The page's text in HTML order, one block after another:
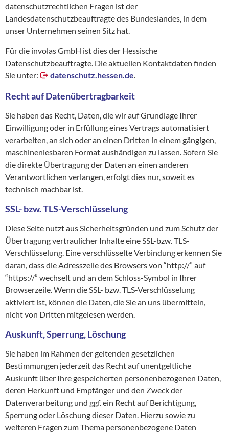
datenschutzrechtlichen Fragen ist der
Landesdatenschutzbeauftragte des Bundeslandes, in dem
unser Unternehmen seinen Sitz hat.
Für die involas GmbH ist dies der Hessische
Datenschutzbeauftragte. Die aktuellen Kontaktdaten finden
Sie unter:
datenschutz.hessen.de.
Recht auf Datenübertragbarkeit
Sie haben das Recht, Daten, die wir auf Grundlage Ihrer
Einwilligung oder in Erfüllung eines Vertrags automatisiert
verarbeiten, an sich oder an einen Dritten in einem gängigen,
maschinenlesbaren Format aushändigen zu lassen. Sofern Sie
die direkte Übertragung der Daten an einen anderen
Verantwortlichen verlangen, erfolgt dies nur, soweit es
technisch machbar ist.
SSL- bzw. TLS-Verschlüsselung
Diese Seite nutzt aus Sicherheitsgründen und zum Schutz der
Übertragung vertraulicher Inhalte eine SSL-bzw. TLS-
Verschlüsselung. Eine verschlüsselte Verbindung erkennen Sie
daran, dass die Adresszeile des Browsers von “http://” auf
“https://” wechselt und an dem Schloss-Symbol in Ihrer
Browserzeile. Wenn die SSL- bzw. TLS-Verschlüsselung
aktiviert ist, können die Daten, die Sie an uns übermitteln,
nicht von Dritten mitgelesen werden.
Auskunft, Sperrung, Löschung
Sie haben im Rahmen der geltenden gesetzlichen
Bestimmungen jederzeit das Recht auf unentgeltliche
Auskunft über Ihre gespeicherten personenbezogenen Daten,
deren Herkunft und Empfänger und den Zweck der
Datenverarbeitung und ggf. ein Recht auf Berichtigung,
Sperrung oder Löschung dieser Daten. Hierzu sowie zu
weiteren Fragen zum Thema personenbezogene Daten